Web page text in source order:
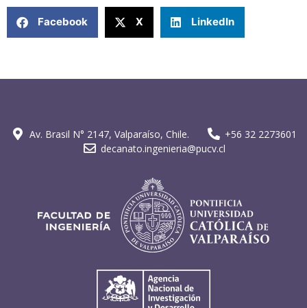
Facebook X LinkedIn
Av. Brasil N° 2147, Valparaíso, Chile.
+56 32 2273601
decanato.ingenieria@pucv.cl